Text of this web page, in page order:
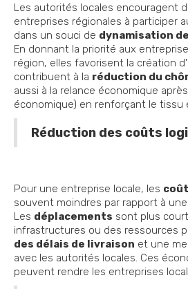
Les autorités locales encouragent
entreprises régionales à participer
dans un souci de dynamisation
En donnant la priorité aux
région, elles favorisent la création
contribuent à la réduction du
aussi à la relance économique
économique) en renforçant le tissu
Réduction des coûts
Pour une entreprise locale, les
souvent moindres par rapport à
Les déplacements sont plus
infrastructures ou des ressources
des délais de livraison et une
avec les autorités locales. Ces
peuvent rendre les entreprises